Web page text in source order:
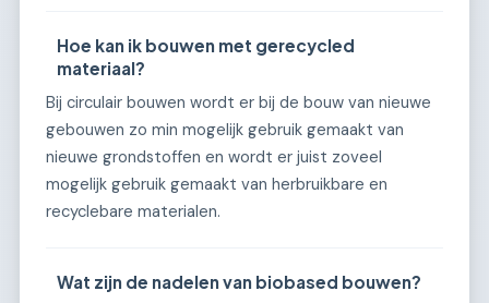
Hoe kan ik bouwen met gerecycled
materiaal?
Bij circulair bouwen wordt er bij de bouw van nieuwe
gebouwen zo min mogelijk gebruik gemaakt van
nieuwe grondstoffen en wordt er juist zoveel
mogelijk gebruik gemaakt van herbruikbare en
recyclebare materialen.
Wat zijn de nadelen van biobased bouwen?